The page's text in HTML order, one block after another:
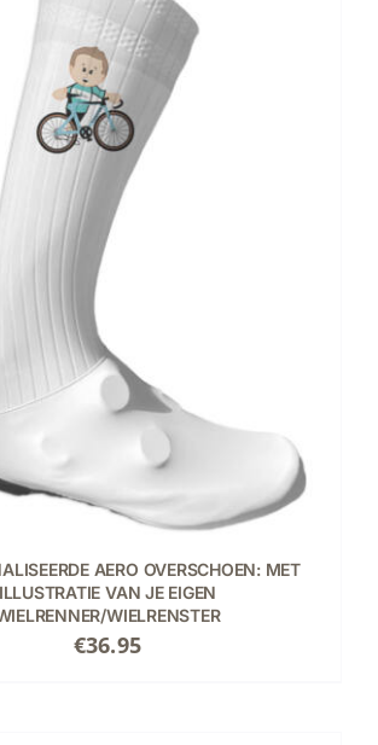
AERO OVERSCHOEN: MET
ILLUSTRATIE VAN JE EIGEN
WIELRENSTER
€36.95